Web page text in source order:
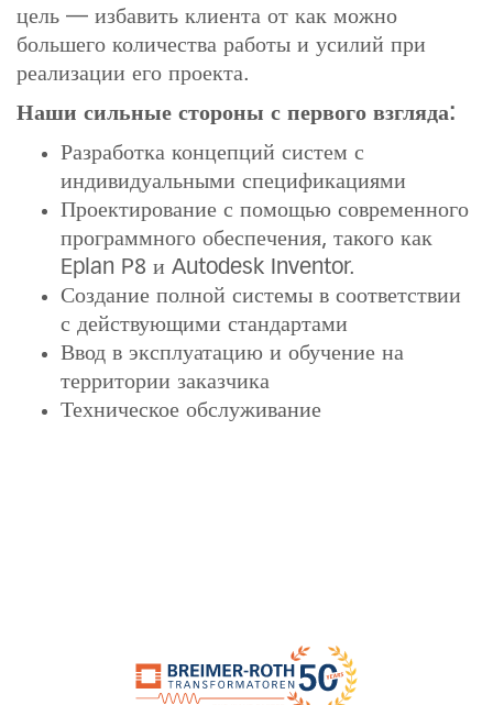
цель — избавить клиента от как можно
большего количества работы и усилий при
реализации его проекта.
Наши сильные стороны с первого взгляда:
Разработка концепций систем с
индивидуальными спецификациями
Проектирование с помощью современного
программного обеспечения, такого как
Eplan P8 и Autodesk Inventor.
Создание полной системы в соответствии
с действующими стандартами
Ввод в эксплуатацию и обучение на
территории заказчика
Техническое обслуживание